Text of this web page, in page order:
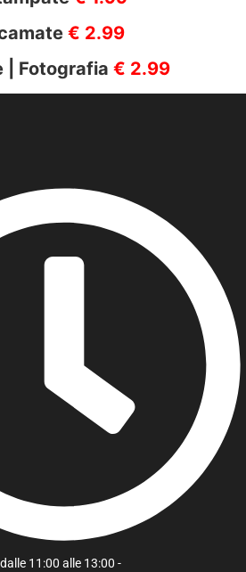
€ 2.99
| Fotografia € 2.99
11:00 alle 13:00 -